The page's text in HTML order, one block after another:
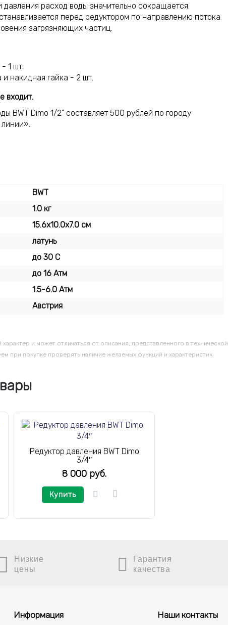
расход воды значительно сокращается.
перед редуктором по направлению потока
загрязняющих частиц.
1 шт.
накидная гайка - 2 шт.
входит.
BWT Dimo 1/2" составляет 500 рублей по городу
BWT
1.0 кг
15.6x10.0x7.0 см
латунь
до 30 C
до 16 Атм
1.5-6.0 Атм
Австрия
и может отличаться от описания, представленного в технической
при покупке проверять наличие желаемых функций и характеристик.
Редуктор давления BWT Dimo
3/4″
8 000 руб.
Купить
Низкие
цены
Гарантия
качества
Информация Наши контакты